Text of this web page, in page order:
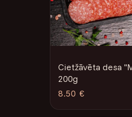
Cietžāvēta desa
200g
8.50 €